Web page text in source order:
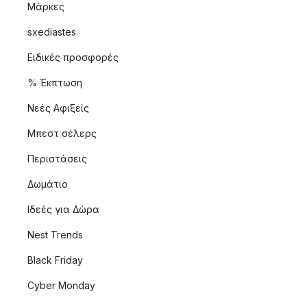
Μάρκες
sxediastes
Ειδικές προσφορές
% Έκπτωση
Νεές Αφιξείς
Μπεστ σέλερς
Περιστάσεις
Δωμάτιο
Ιδεές για Δώρα
Nest Trends
Black Friday
Cyber Monday